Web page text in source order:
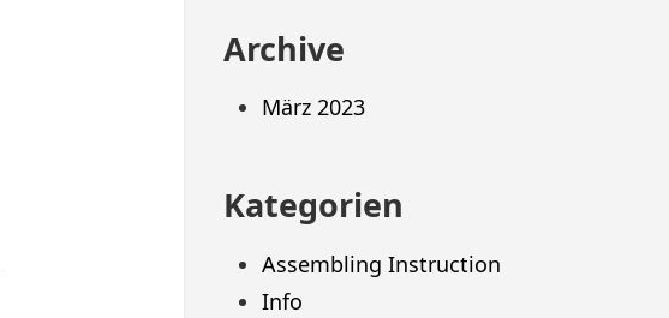
Archive
März 2023
Kategorien
Assembling Instruction
Info